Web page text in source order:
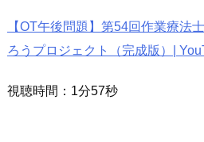
【OT午後問題】第54回作業療法
ろうプロジェクト（完成版）|
視聴時間：1分57秒